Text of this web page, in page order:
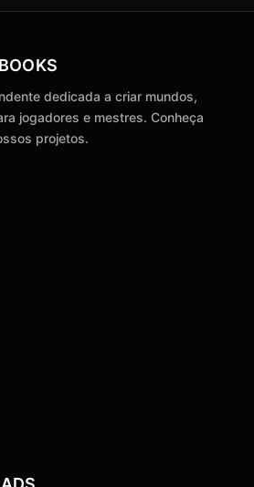
dedicada a criar mundos,
jogadores e mestres. Conheça
projetos.